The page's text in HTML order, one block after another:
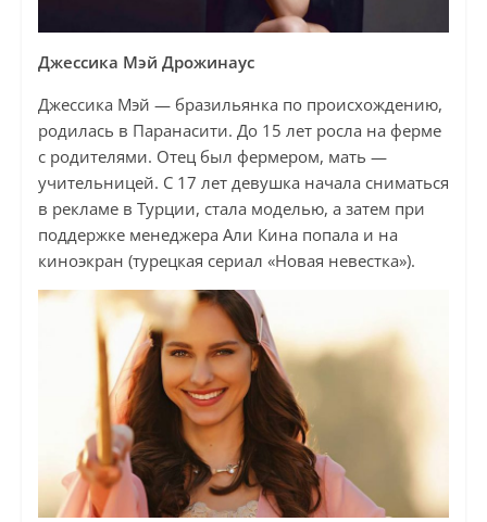
Джессика Мэй Дрожинаус
Джессика Мэй — бразильянка по происхождению,
родилась в Паранасити. До 15 лет росла на ферме
с родителями. Отец был фермером, мать —
учительницей. С 17 лет девушка начала сниматься
в рекламе в Турции, стала моделью, а затем при
поддержке менеджера Али Кина попала и на
киноэкран (турецкая сериал «Новая невестка»).